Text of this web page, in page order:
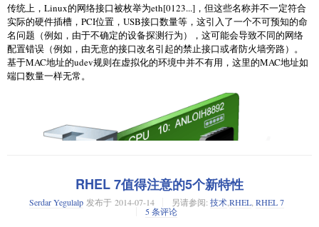
传统上，Linux的网络接口被枚举为eth[0123...]，但这些名称并不一定符合
实际的硬件插槽，PCI位置，USB接口数量等，这引入了一个不可预知的命
名问题（例如，由于不确定的设备探测行为），这可能会导致不同的网络
配置错误（例如，由无意的接口改名引起的禁止接口或者防火墙旁路）。
基于MAC地址的udev规则在虚拟化的环境中并不有用，这里的MAC地址如
端口数量一样无常。
RHEL 7值得注意的5个新特性
Serdar Yegulalp 发布于 2014-07-14 另请参阅: 技术RHEL RHEL 7
5 条评论